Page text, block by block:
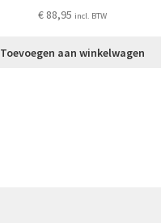
€ 88,95 incl. BTW
Toevoegen aan winkelwagen